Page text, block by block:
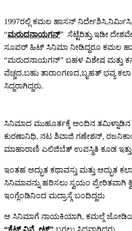
1997ರಲ್ಲಿ ಕಮಲ ಹಾಸನ್
“ಮರುದನಾಯಗನ್” ಸೆಟ್ಟೆರಿತ್ತು.ಇಡೀ
ಸೂಪರ್ ಹಿಟ್ ಸಿನಿಮಾ ನೀಡಿದ್ದರೂ ಕಮಲ
“ಮರುದನಾಯಗನ್” ಬಹಳ ವಿಶೇಷ ಮತ್ತು
ವೆಚ್ಚದ,ಬಹು ತಾರಾಂಗಣದ,ಬೃಹತ್ ಭವ್ಯ
ಸಿದ್ದರಾಗಿದ್ದರು.
ಸಿನಿಮಾದ ಮುಹೂರ್ತಕ್ಕೆ ಅಂದಿನ ತಮಿಳ್ನಾಡಿನ
ಕುರಣಾನಿಧಿ, ನಟ ಶಿವಾಜಿ ಗಣೇಶನ್,
ಮಾಹಾರಾಣಿ ಎಲಿಜಿಬೆತ್ ಉಪಸ್ಥಿತಿ ಕೂಡ
ಇಂತಹ ಅದ್ಭುತ ಕಥಾವಸ್ತು ಮತ್ತು ಅದ್ಭುತ
ಸಿನಿಮಾವನ್ನು ಹರಿಸಲು ಸ್ವಯಂ ಪ್ರೇರಿತವಾಗಿ
ಇಂಗ್ಲೆಂಡಿನಿಂದ ಮದ್ರಾಸ್ಗೆ ಬಂದಿದ್ದರು
ಆ ಸಿನಿಮಾಗೆ ನಾಯಕಿಯಾಗಿ, ಕಮಲ್ಗೆ
“ಕ್ಯೆಟ್ ವಿನ್ಸ್ಲೇಟ್” ಬರಲು ಸಿದ್ಧವಾಗಿದ್ದರು.